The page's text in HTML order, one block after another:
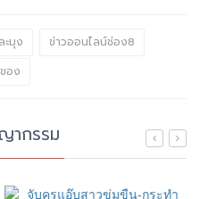
ะมุง
ข่าวออนไลน์ช่อง8
อง
ากรรม